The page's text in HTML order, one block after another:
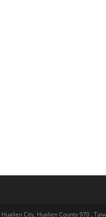
City, Hualien County 970 ,